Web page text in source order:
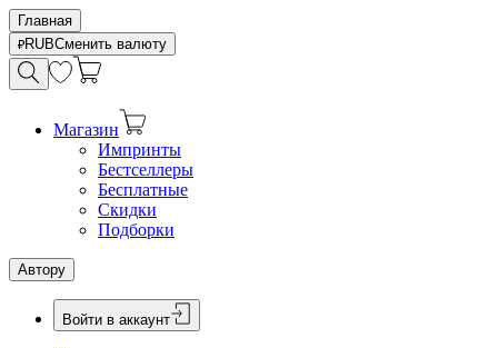
Главная
RUBСменить валюту
Магазин
Импринты
Бестселлеры
Бесплатные
Скидки
Подборки
Автору
Войти в аккаунт